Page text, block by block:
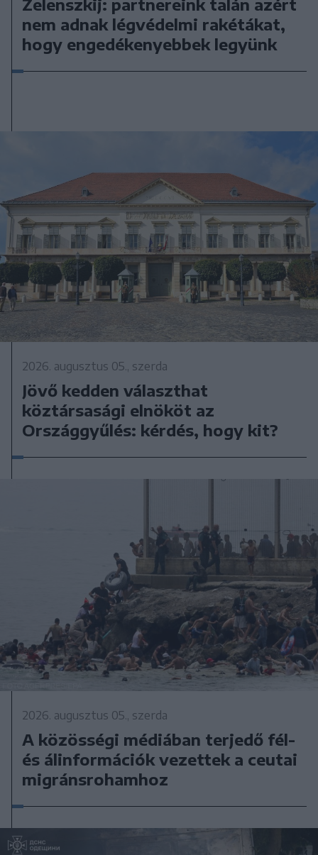
Zelenszkij: partnereink talán azért
nem adnak légvédelmi rakétákat,
hogy engedékenyebbek legyünk
2026. augusztus 05., szerda
Jövő kedden választhat
köztársasági elnököt az
Országgyűlés: kérdés, hogy kit?
2026. augusztus 05., szerda
A közösségi médiában terjedő fél-
és álinformációk vezettek a ceutai
migránsrohamhoz